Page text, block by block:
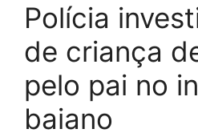
Polícia
de criança
pelo pai no
baiano